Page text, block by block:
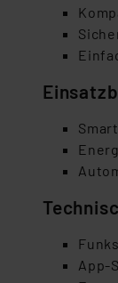
App-